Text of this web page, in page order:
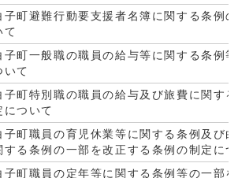
子町避難行動要支援者名簿に関する条例
て
子町一般職の職員の給与等に関する条例
いて
子町特別職の職員の給与及び旅費に関す
について
子町職員の育児休業等に関する条例及び
する条例の一部を改正する条例の制定に
子町職員の定年等に関する条例等の一部